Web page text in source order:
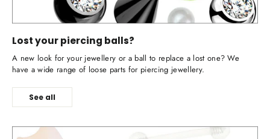
Lost your piercing balls?
A new look for your jewellery or a ball to replace a lost one? We
have a wide range of loose parts for piercing jewellery.
See all